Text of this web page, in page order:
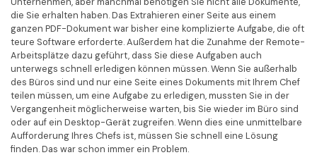
IT-Dienstleistung
Rechtliches
Gesundheitswesen
Finanzen
Regierung
Veröffentlichung
PDFelement für Android
Mehr erfahren
Bewertungen
Sehen Sie, was unsere Nutzer sagen.
Kostenlose PDF-Vorlagen
Bearbeiten, Drucken und Anpassen von kostenlosen Vorlagen.
PDF-Wissen
die Sie erhalten haben. Das Extrahieren einer Seite aus einem
ganzen PDF-Dokument war bisher eine komplizierte Aufgabe, die oft
teure Software erforderte. Außerdem hat die Zunahme der Remote-
Arbeitsplätze dazu geführt, dass Sie diese Aufgaben auch
unterwegs schnell erledigen können müssen. Wenn Sie außerhalb
des Büros sind und nur eine Seite eines Dokuments mit Ihrem Chef
teilen müssen, um eine Aufgabe zu erledigen, mussten Sie in der
Vergangenheit möglicherweise warten, bis Sie wieder im Büro sind
oder auf ein Desktop-Gerät zugreifen. Wenn dies eine unmittelbare
Aufforderung Ihres Chefs ist, müssen Sie schnell eine Lösung
finden. Das war schon immer ein Problem.